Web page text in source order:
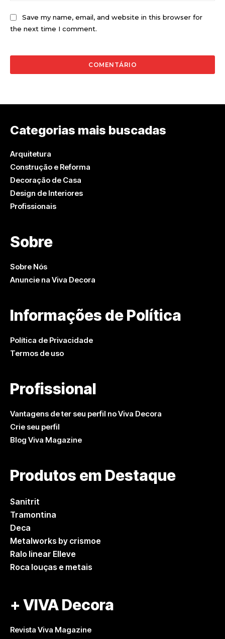
Save my name, email, and website in this browser for
the next time I comment.
Categorias mais buscadas
Arquitetura
Construção e Reforma
Decoração de Casa
Design de Interiores
Profissionais
Sobre
Sobre Nós
Anuncie na Viva Decora
Informações de Política
Política de Privacidade
Termos de uso
Profissional
Vantagens de ter seu perfil no Viva Decora
Crie seu perfil
Blog Viva Magazine
Produtos em Destaque
Sanitrit
Tramontina
Deca
Metalworks by crismoe
Ralo linear Elleve
Roca louças e metais
+ VIVA Decora
Revista Viva Magazine